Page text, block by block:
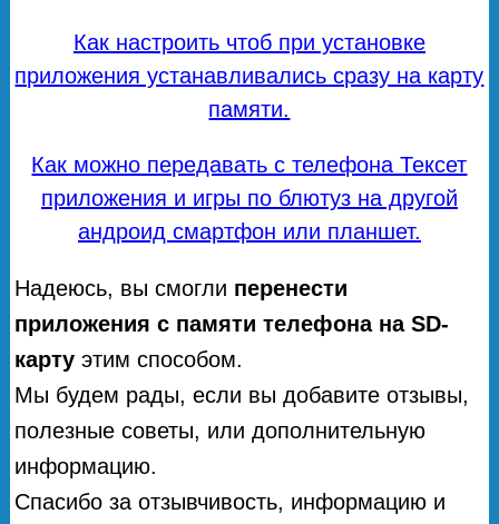
Как настроить чтоб при установке
приложения устанавливались сразу на карту
памяти.
Как можно передавать с телефона Тексет
приложения и игры по блютуз на другой
андроид смартфон или планшет.
Надеюсь, вы смогли перенести
приложения с памяти телефона на SD-
карту этим способом.
Мы будем рады, если вы добавите отзывы,
полезные советы, или дополнительную
информацию.
Спасибо за отзывчивость, информацию и